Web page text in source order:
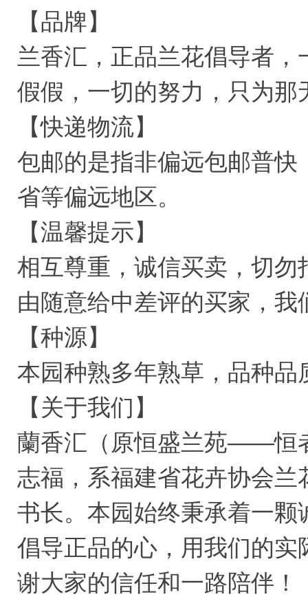
【品牌】
兰香汇，正品兰花倡导者
假假，一切的努力，只为那
【快递物流】
包邮的是指非偏远包邮普
省等偏远地区。
【温馨提示】
相互尊重，诚信买卖，切
由随意给中差评的买家，
【种源】
本园种熟多年熟草，品种品
【关于我们】
蘭香汇（原恒盛兰苑——恒
志福，系福建省花卉协会
书长。本园始终秉承着一
倡导正品的心，用我们的
谢大家的信任和一路陪伴！